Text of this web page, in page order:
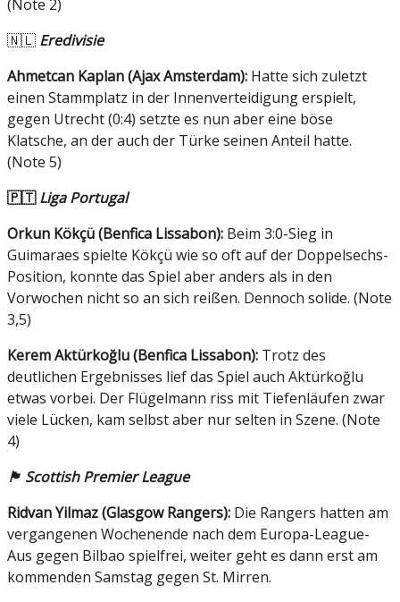
(Note 2)
🇳🇱 Eredivisie
Ahmetcan Kaplan (Ajax Amsterdam): Hatte sich zuletzt
einen Stammplatz in der Innenverteidigung erspielt,
gegen Utrecht (0:4) setzte es nun aber eine böse
Klatsche, an der auch der Türke seinen Anteil hatte.
(Note 5)
🇵🇹Liga Portugal
Orkun Kökçü (Benfica Lissabon): Beim 3:0-Sieg in
Guimaraes spielte Kökçü wie so oft auf der Doppelsechs-
Position, konnte das Spiel aber anders als in den
Vorwochen nicht so an sich reißen. Dennoch solide. (Note
3,5)
Kerem Aktürkoğlu (Benfica Lissabon): Trotz des
deutlichen Ergebnisses lief das Spiel auch Aktürkoğlu
etwas vorbei. Der Flügelmann riss mit Tiefenläufen zwar
viele Lücken, kam selbst aber nur selten in Szene. (Note
4)
🏴󠁧󠁢󠁳󠁣󠁴󠁿 Scottish Premier League
Ridvan Yilmaz (Glasgow Rangers): Die Rangers hatten am
vergangenen Wochenende nach dem Europa-League-
Aus gegen Bilbao spielfrei, weiter geht es dann erst am
kommenden Samstag gegen St. Mirren.